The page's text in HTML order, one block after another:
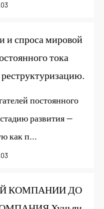
и спроса мировой
тока
постоянного
развития —
как п...
КОМПАНИИ ДО